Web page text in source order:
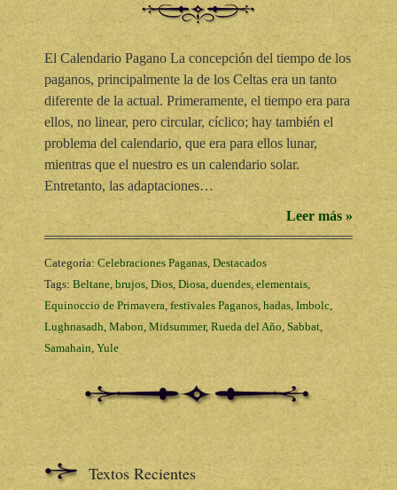
El Calendario Pagano La concepción del tiempo de los
paganos, principalmente la de los Celtas era un tanto
diferente de la actual. Primeramente, el tiempo era para
ellos, no linear, pero circular, cíclico; hay también el
problema del calendario, que era para ellos lunar,
mientras que el nuestro es un calendario solar.
Entretanto, las adaptaciones…
Leer más »
Categoría: Celebraciones Paganas, Destacados
Tags: Beltane, brujos, Dios, Diosa,duendes, elementais,
Equinoccio de Primavera, festivales Paganos, hadas, Imbolc,
Lughnasadh, Mabon, Midsummer, Rueda del Año, Sabbat,
Samahain,Yule
Textos Recientes